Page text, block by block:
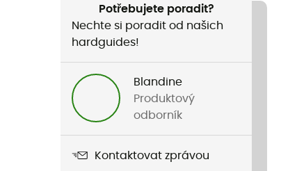
Potřebujete poradit?
Nechte si poradit od našich
hardguides!
Blandine
Produktový
odborník
Kontaktovat zprávou